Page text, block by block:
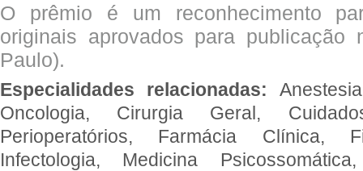
O prêmio é um reconhecimento
originais aprovados para publicação
Paulo).
Especialidades relacionadas:
Oncologia, Cirurgia Geral,
Perioperatórios, Farmácia Clínica,
Infectologia, Medicina